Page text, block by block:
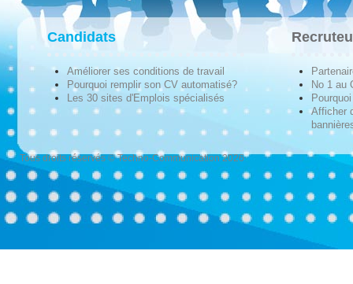
Candidats
Améliorer ses conditions de travail
Pourquoi remplir son CV automatisé?
Les 30 sites d'Emplois spécialisés
No 1 au
Afficher
Tous droits réservés © Techno-Communication 2026